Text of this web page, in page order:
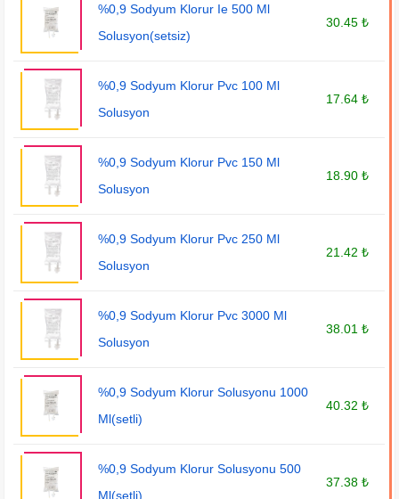
%0,9 Sodyum Klorur Ie 500 Ml
Solusyon(setsiz)
30.45 ₺
%0,9 Sodyum Klorur Pvc 100 Ml
Solusyon
17.64 ₺
%0,9 Sodyum Klorur Pvc 150 Ml
Solusyon
18.90 ₺
%0,9 Sodyum Klorur Pvc 250 Ml
Solusyon
21.42 ₺
%0,9 Sodyum Klorur Pvc 3000 Ml
Solusyon
38.01 ₺
%0,9 Sodyum Klorur Solusyonu 1000
Ml(setli)
40.32 ₺
%0,9 Sodyum Klorur Solusyonu 500
Ml(setli)
37.38 ₺